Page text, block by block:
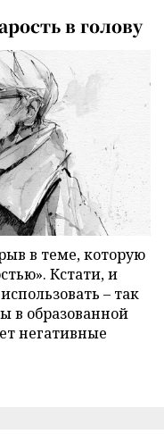
в голову
в теме, которую
Кстати, и
– так
в образованной
негативные